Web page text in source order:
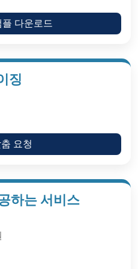
플 다운로드
징
요청
하는 서비스